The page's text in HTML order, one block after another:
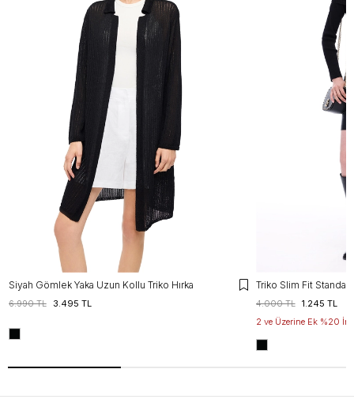
Siyah Gömlek Yaka Uzun Kollu Triko Hırka
3.495 TL
6.990 TL 1.245 TL
4.000 TL
2 ve Üzerine Ek %20